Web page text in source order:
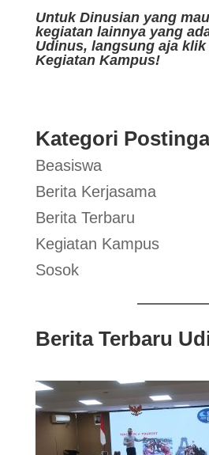
Untuk Dinusian yang
kegiatan lainnya yang
Udinus, langsung aja
Kegiatan Kampus!
Kategori
Beasiswa
Berita Kerjasama
Berita Terbaru
Kegiatan Kampus
Sosok
Berita Terbaru